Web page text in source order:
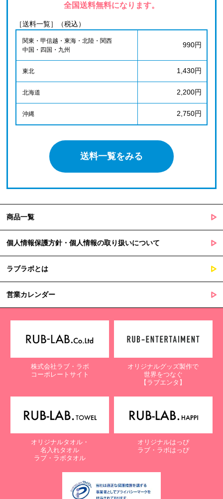
全国送料無料になります。
［送料一覧］（税込）
関東・甲信越・東海・北陸・関西
中国・四国・九州
990円
東北 1,430円
北海道 2,200円
沖縄 2,750円
送料一覧をみる
商品一覧
個人情報保護方針・個人情報の取り扱いについて
ラブラボとは
営業カレンダー
株式会社ラブ・ラボ
コーポレートサイト
オリジナルグッズ製作で
世界をつなぐ
【ラブエンタ】
オリジナルタオル・
名入れタオル
ラブ・ラボタオル
オリジナルはっぴ
ラブ・ラボはっぴ